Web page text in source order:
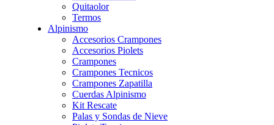
Quitaolor
Termos
Alpinismo
Accesorios Crampones
Accesorios Piolets
Crampones
Crampones Tecnicos
Crampones Zapatilla
Cuerdas Alpinismo
Kit Rescate
Palas y Sondas de Nieve